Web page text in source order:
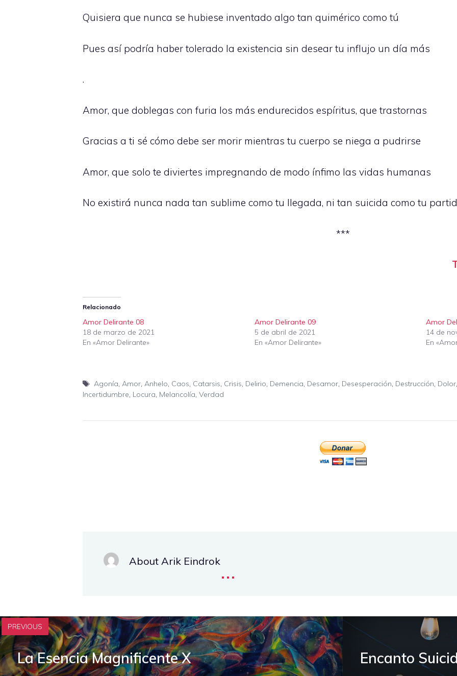
Quisiera que nunca se hubiese inventado algo tan quimérico como tú
Pues así podría haber tolerado la existencia sin desear tu influjo un día más
.
Amor, que doblegas con furia los más endurecidos espíritus, que trastornas
Gracias a ti sé cómo debe ser morir mientras tu cuerpo se niega a pudrirse
Amor, que solo te diviertes impregnando de modo ínfimo las vidas humanas
No existirá nunca nada tan sublime como tu llegada, ni tan suicida como tu
***
Relacionado
Amor Delirante 08
18 de marzo de 2021
En «Amor Delirante»
Amor Delirante 09
5 de abril de 2021
En «Amor Delirante»
Amor
14 de
En
Etiquetas
Agonía, Amor, Anhelo, Caos, Catarsis, Crisis, Delirio, Demencia, Desamor, Desesperación, Destrucción, Dolor
Incertidumbre, Locura, Melancolía, Verdad
About Arik Eindrok...
PREVIOUS
La Esencia Magnificente X Encanto